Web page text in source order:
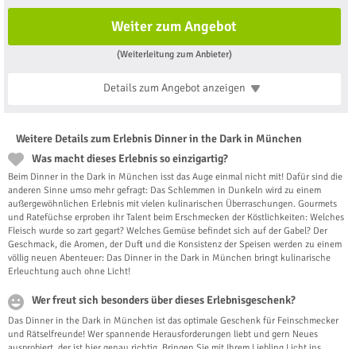
Weiter zum Angebot
(Weiterleitung zum Anbieter)
Details zum Angebotanzeigen
Weitere Details zum Erlebnis Dinner in the Dark in München
Was macht dieses Erlebnis so einzigartig?
Beim Dinner in the Dark in München isst das Auge einmal nicht mit! Dafür sind die
anderen Sinne umso mehr gefragt: Das Schlemmen in Dunkeln wird zu einem
außergewöhnlichen Erlebnis mit vielen kulinarischen Überraschungen. Gourmets
und Ratefüchse erproben ihr Talent beim Erschmecken der Köstlichkeiten: Welches
Fleisch wurde so zart gegart? Welches Gemüse befindet sich auf der Gabel? Der
Geschmack, die Aromen, der Duft und die Konsistenz der Speisen werden zu einem
völlig neuen Abenteuer: Das Dinner in the Dark in München bringt kulinarische
Erleuchtung auch ohne Licht!
Wer freut sich besonders über dieses Erlebnisgeschenk?
Das Dinner in the Dark in München ist das optimale Geschenk für Feinschmecker
und Rätselfreunde! Wer spannende Herausforderungen liebt und gern Neues